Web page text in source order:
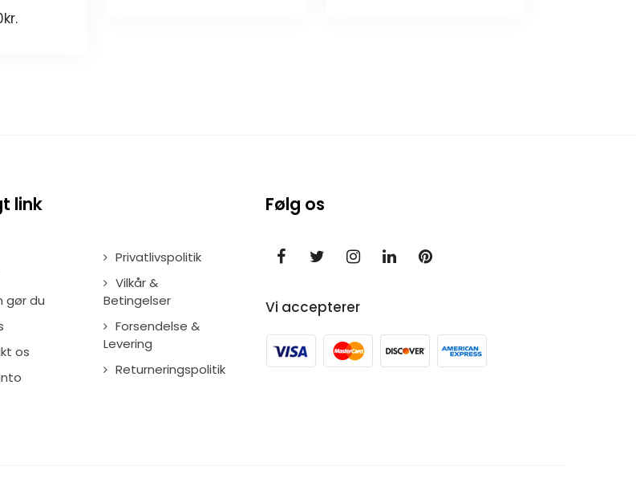
kr.
link
gør du
os
Privatlivspolitik
Vilkår &
Betingelser
Forsendelse &
Levering
Returneringspolitik
Følg os
Vi accepterer